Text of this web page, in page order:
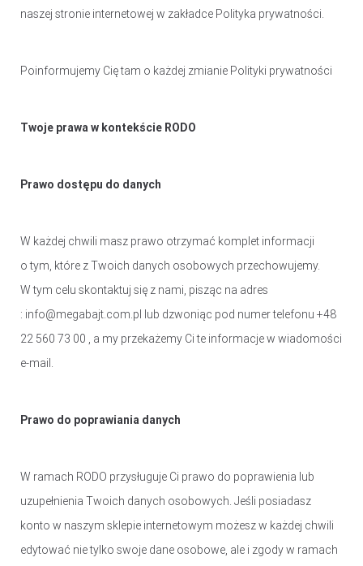
NAMIOTY I MATY
ALKOMATY
ODKURZACZE
naszej stronie internetowej w zakładce Polityka prywatności.
Poinformujemy Cię tam o każdej zmianie Polityki prywatności
Twoje prawa w kontekście RODO
Prawo dostępu do danych
W każdej chwili masz prawo otrzymać komplet informacji
o tym, które z Twoich danych osobowych przechowujemy.
W tym celu skontaktuj się z nami, pisząc na adres
: info@megabajt.com.pl lub dzwoniąc pod numer telefonu +48
22 560 73 00 , a my przekażemy Ci te informacje w wiadomości
e-mail.
Prawo do poprawiania danych
W ramach RODO przysługuje Ci prawo do poprawienia lub
uzupełnienia Twoich danych osobowych. Jeśli posiadasz
konto w naszym sklepie internetowym możesz w każdej chwili
edytować nie tylko swoje dane osobowe, ale i zgody w ramach